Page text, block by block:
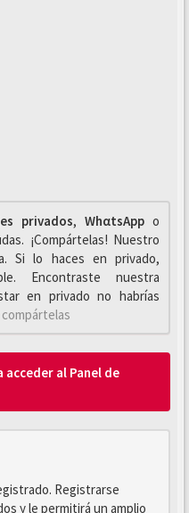
privados, WhαtsAppo
¡Compártelas! Nuestro
Si lo haces en privado,
Encontraste nuestra
en privado no habrías
al Panel de
Registrarse
y le permitirá un amplio